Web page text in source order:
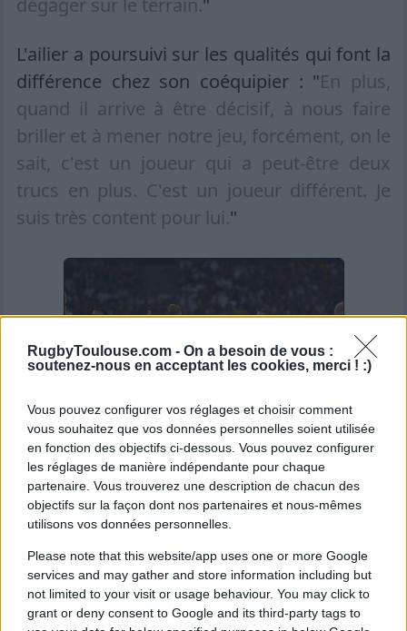
RugbyToulouse.com - On a besoin de vous :
soutenez-nous en acceptant les cookies, merci ! :)
Vous pouvez configurer vos réglages et choisir comment
vous souhaitez que vos données personnelles soient utilisée
en fonction des objectifs ci-dessous. Vous pouvez configurer
les réglages de manière indépendante pour chaque
partenaire. Vous trouverez une description de chacun des
objectifs sur la façon dont nos partenaires et nous-mêmes
utilisons vos données personnelles.
Please note that this website/app uses one or more Google
services and may gather and store information including but
not limited to your visit or usage behaviour. You may click to
grant or deny consent to Google and its third-party tags to
dégager sur le terrain."
L'ailier a poursuivi sur les qualités qui font la
différence chez son coéquipier : "En plus,
quand il arrive à être décisif, à nous faire
briller et à mener notre jeu, forcément, on le
sait, c'est un joueur qui a peut-être deux
trucs en plus. C'est un joueur différent. Je
suis très content pour lui."
Le regard tourné vers la finale
Pour l'échéance finale face à Montpellier,
Matthis Lebel espère voir Antoine Dupont
confirmer ce niveau de performance :
J'espère qu'il fera une grosse performance,